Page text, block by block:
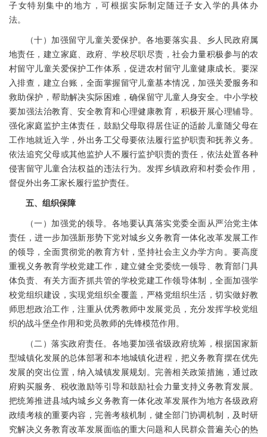
子女特别集中的地方，可根据实际制定随迁子女入学的具体办
法。
（十）加强留守儿童关爱保护。各地要落实县、乡人民政府属
地责任，建立家庭、政府、学校尽职尽责，社会力量积极参与的农
村留守儿童关爱保护工作体系，促进农村留守儿童健康成长。要深
入排查，建立台账，全面掌握留守儿童基本情况，加强关爱服务和
救助保护，帮助解决实际困难，确保留守儿童人身安全。中小学校
要加强法治教育、安全教育和心理健康教育，积极开展心理辅导。
强化家庭监护主体责任，鼓励父母取得居住证的适龄儿童随父母在
工作地就近入学，外出务工父母要依法履行监护职责和抚养义务。
依法追究父母或其他监护人不履行监护职责的责任，依法处置各种
侵害留守儿童合法权益的违法行为。发挥乡镇政府和村委会作用，
督促外出务工家长履行监护责任。
五、组织保障
（一）加强党的领导。各地要认真落实党委全面从严治党主体
责任，进一步加强新形势下党对城乡义务教育一体化改革发展工作
的领导，全面贯彻党的教育方针，坚持社会主义办学方向。要高度
重视义务教育学校党建工作，建立健全党委统一领导、教育部门具
体负责、有关方面齐抓共管的学校党建工作领导体制，全面加强学
校党组织建设，实现党组织全覆盖，严格党组织生活，切实做好教
师思想政治工作，注重从优秀教师中发展党员，充分发挥学校党组
织的战斗堡垒作用和党员教师的先锋模范作用。
（二）落实政府责任。各地要加强省级政府统筹，根据国家新
型城镇化发展的总体部署和本地城镇化进程，把义务教育摆在优先
发展的突出位置，纳入城镇发展规划。完善相关政策措施，通过政
府购买服务、税收激励等引导和鼓励社会力量支持义务教育发展。
把统筹推进县域内城乡义务教育一体化改革发展作为地方各级政府
政绩考核的重要内容，完善考核机制，健全部门协调机制，及时研
究解决义务教育改革发展面临的重大问题和人民群众普遍关心的热